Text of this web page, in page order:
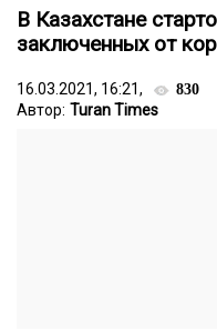
В Казахстане
заключенных от
16.03.2021, 16:21, 830
Автор: Turan Times